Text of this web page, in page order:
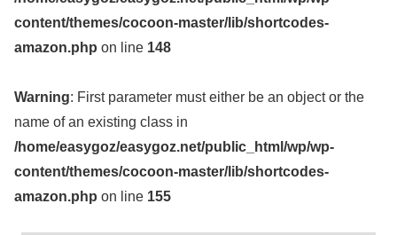
content/themes/cocoon-master/lib/shortcodes-
amazon.php on line 148
Warning: First parameter must either be an object or the
name of an existing class in
/home/easygoz/easygoz.net/public_html/wp/wp-
content/themes/cocoon-master/lib/shortcodes-
amazon.php on line 155